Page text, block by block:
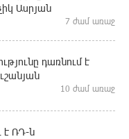
Ասրյան
7 ժամ առաջ
դառնում է
10 ժամ առաջ
է ՌԴ-ն